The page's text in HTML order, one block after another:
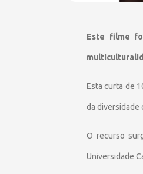
Este filme
Esta curta de
da diversidade
O recurso
Universidade